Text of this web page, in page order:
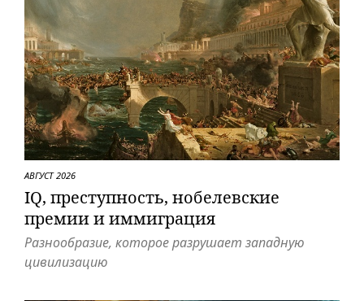
АВГУСТ 2026
IQ, преступность, нобелевские
премии и иммиграция
Разнообразие, которое разрушает западную
цивилизацию